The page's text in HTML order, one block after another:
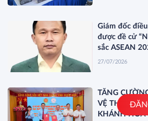
Giám đốc
được đề cử
sắc ASEAN
27/07/2026
TĂNG
VỆ THƯƠNG
KHÁNH HOÀ